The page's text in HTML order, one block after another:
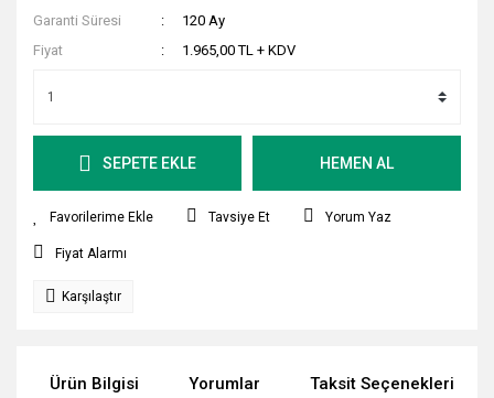
Garanti Süresi
120 Ay
Fiyat
1.965,00 TL + KDV
SEPETE EKLE HEMEN AL
Tavsiye Et Yorum Yaz
Fiyat Alarmı
Karşılaştır
Ürün Bilgisi Yorumlar Taksit Seçenekleri